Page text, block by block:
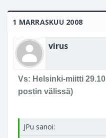
1 MARRASKUU 2008
virus
Vs: Helsinki-miitti
postin välissä)
JPu sanoi: